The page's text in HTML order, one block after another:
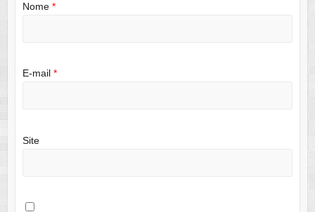
Nome *
E-mail *
Site